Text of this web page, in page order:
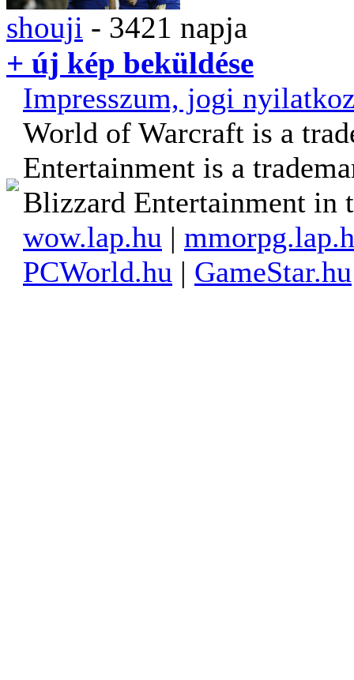
shouji - 3421 napja
+ új kép beküldése
Impresszum, jogi
World of Warcraft is a
Entertainment is a
Blizzard Entertainment in
wow.lap.hu |
PCWorld.hu | GameStar.hu